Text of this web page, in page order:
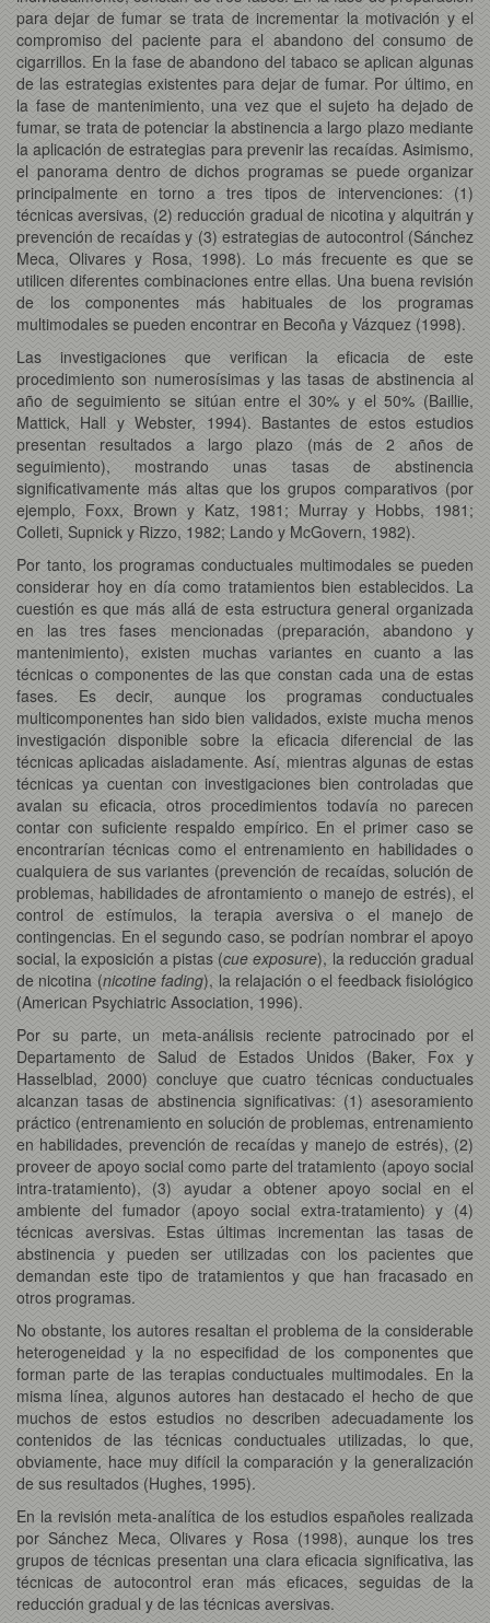
para dejar de fumar se trata de incrementar la motivación y el
compromiso del paciente para el abandono del consumo de
cigarrillos. En la fase de abandono del tabaco se aplican algunas
de las estrategias existentes para dejar de fumar. Por último, en
la fase de mantenimiento, una vez que el sujeto ha dejado de
fumar, se trata de potenciar la abstinencia a largo plazo mediante
la aplicación de estrategias para prevenir las recaídas. Asimismo,
el panorama dentro de dichos programas se puede organizar
principalmente en torno a tres tipos de intervenciones: (1)
técnicas aversivas, (2) reducción gradual de nicotina y alquitrán y
prevención de recaídas y (3) estrategias de autocontrol (Sánchez
Meca, Olivares y Rosa, 1998). Lo más frecuente es que se
utilicen diferentes combinaciones entre ellas. Una buena revisión
de los componentes más habituales de los programas
multimodales se pueden encontrar en Becoña y Vázquez (1998).
Las investigaciones que verifican la eficacia de este
procedimiento son numerosísimas y las tasas de abstinencia al
año de seguimiento se sitúan entre el 30% y el 50% (Baillie,
Mattick, Hall y Webster, 1994). Bastantes de estos estudios
presentan resultados a largo plazo (más de 2 años de
seguimiento), mostrando unas tasas de abstinencia
significativamente más altas que los grupos comparativos (por
ejemplo, Foxx, Brown y Katz, 1981; Murray y Hobbs, 1981;
Colleti, Supnick y Rizzo, 1982; Lando y McGovern, 1982).
Por tanto, los programas conductuales multimodales se pueden
considerar hoy en día como tratamientos bien establecidos. La
cuestión es que más allá de esta estructura general organizada
en las tres fases mencionadas (preparación, abandono y
mantenimiento), existen muchas variantes en cuanto a las
técnicas o componentes de las que constan cada una de estas
fases. Es decir, aunque los programas conductuales
multicomponentes han sido bien validados, existe mucha menos
investigación disponible sobre la eficacia diferencial de las
técnicas aplicadas aisladamente. Así, mientras algunas de estas
técnicas ya cuentan con investigaciones bien controladas que
avalan su eficacia, otros procedimientos todavía no parecen
contar con suficiente respaldo empírico. En el primer caso se
encontrarían técnicas como el entrenamiento en habilidades o
cualquiera de sus variantes (prevención de recaídas, solución de
problemas, habilidades de afrontamiento o manejo de estrés), el
control de estímulos, la terapia aversiva o el manejo de
contingencias. En el segundo caso, se podrían nombrar el apoyo
social, la exposición a pistas (cue exposure), la reducción gradual
de nicotina (nicotine fading), la relajación o el feedback fisiológico
(American Psychiatric Association, 1996).
Por su parte, un meta-análisis reciente patrocinado por el
Departamento de Salud de Estados Unidos (Baker, Fox y
Hasselblad, 2000) concluye que cuatro técnicas conductuales
alcanzan tasas de abstinencia significativas: (1) asesoramiento
práctico (entrenamiento en solución de problemas, entrenamiento
en habilidades, prevención de recaídas y manejo de estrés), (2)
proveer de apoyo social como parte del tratamiento (apoyo social
intra-tratamiento), (3) ayudar a obtener apoyo social en el
ambiente del fumador (apoyo social extra-tratamiento) y (4)
técnicas aversivas. Estas últimas incrementan las tasas de
abstinencia y pueden ser utilizadas con los pacientes que
demandan este tipo de tratamientos y que han fracasado en
otros programas.
No obstante, los autores resaltan el problema de la considerable
heterogeneidad y la no especifidad de los componentes que
forman parte de las terapias conductuales multimodales. En la
misma línea, algunos autores han destacado el hecho de que
muchos de estos estudios no describen adecuadamente los
contenidos de las técnicas conductuales utilizadas, lo que,
obviamente, hace muy difícil la comparación y la generalización
de sus resultados (Hughes, 1995).
En la revisión meta-analítica de los estudios españoles realizada
por Sánchez Meca, Olivares y Rosa (1998), aunque los tres
grupos de técnicas presentan una clara eficacia significativa, las
técnicas de autocontrol eran más eficaces, seguidas de la
reducción gradual y de las técnicas aversivas.